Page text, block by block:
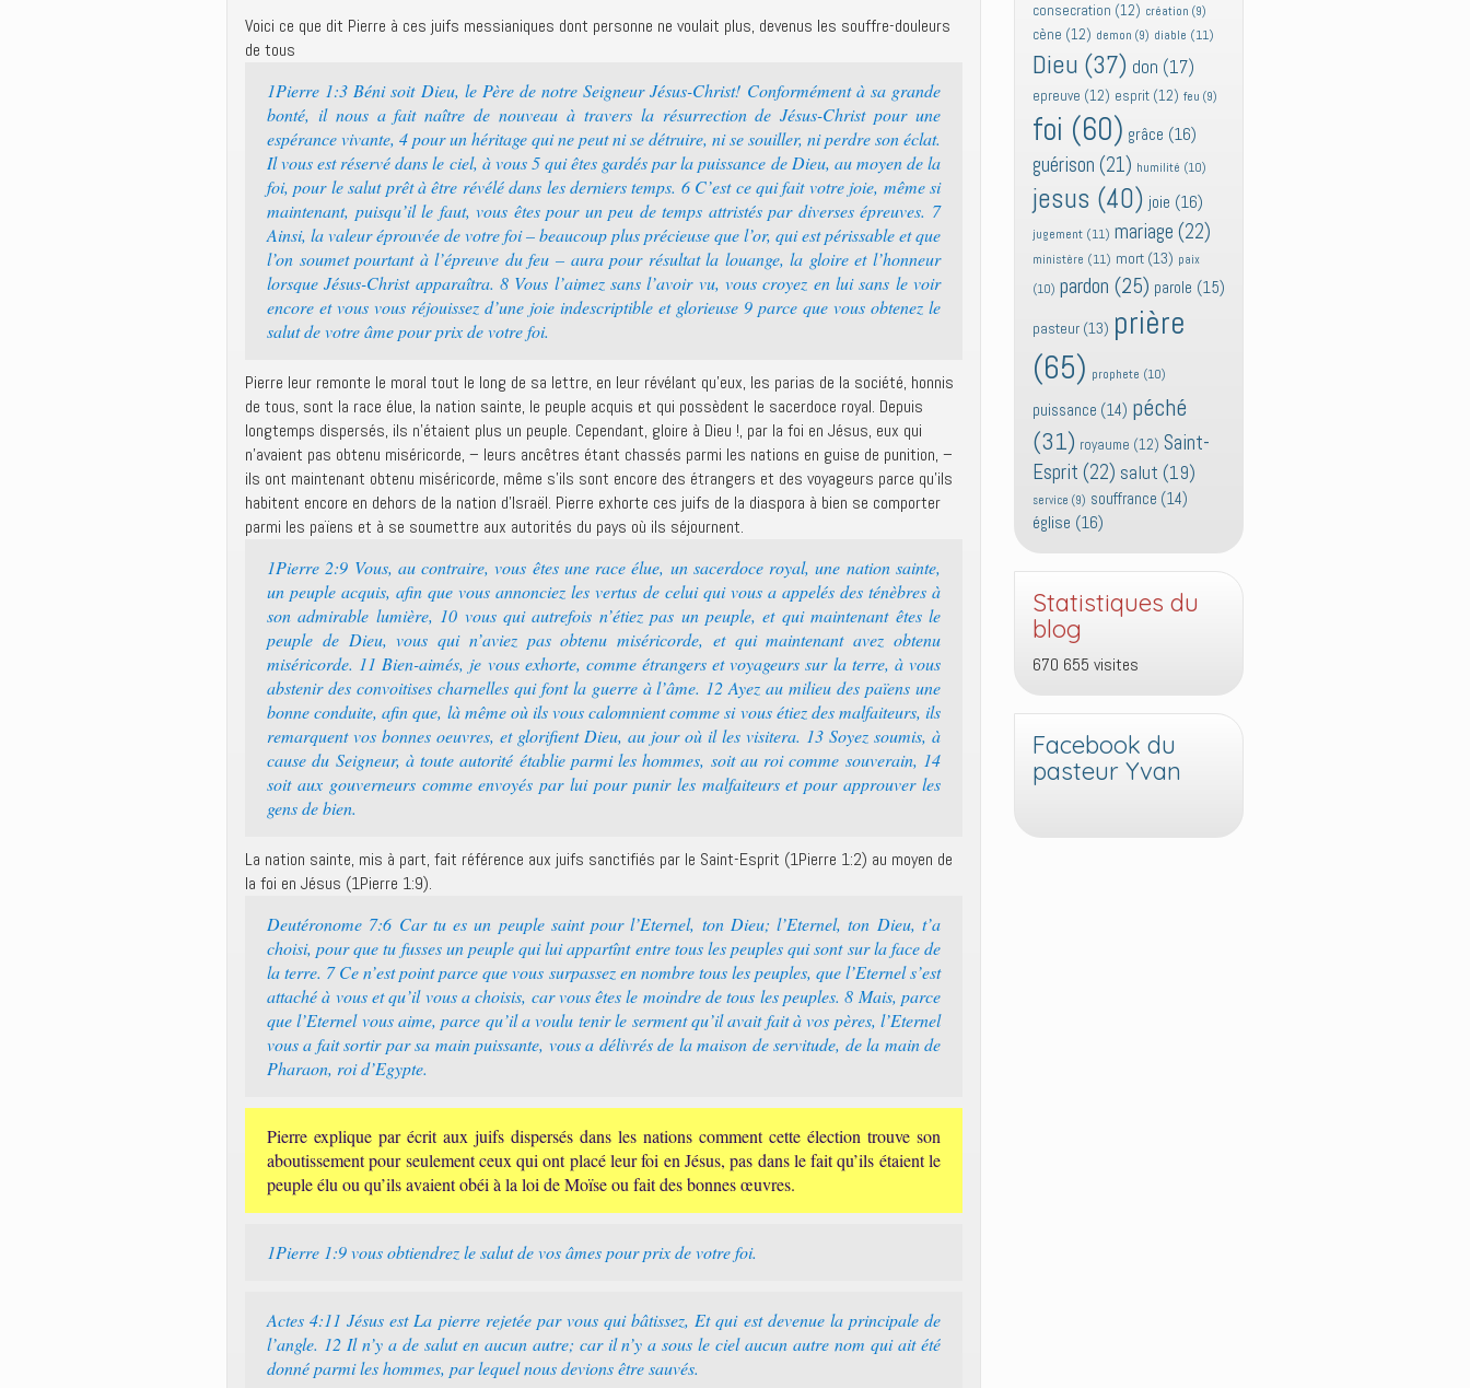
Voici ce que dit Pierre à ces juifs messianiques dont personne ne voulait plus, devenus les souffre-douleurs
de tous
1Pierre 1:3 Béni soit Dieu, le Père de notre Seigneur Jésus-Christ! Conformément à sa grande
bonté, il nous a fait naître de nouveau à travers la résurrection de Jésus-Christ pour une
espérance vivante, 4 pour un héritage qui ne peut ni se détruire, ni se souiller, ni perdre son éclat.
Il vous est réservé dans le ciel, à vous 5 qui êtes gardés par la puissance de Dieu, au moyen de la
foi, pour le salut prêt à être révélé dans les derniers temps. 6 C’est ce qui fait votre joie, même si
maintenant, puisqu’il le faut, vous êtes pour un peu de temps attristés par diverses épreuves. 7
Ainsi, la valeur éprouvée de votre foi – beaucoup plus précieuse que l’or, qui est périssable et que
l’on soumet pourtant à l’épreuve du feu – aura pour résultat la louange, la gloire et l’honneur
lorsque Jésus-Christ apparaîtra. 8 Vous l’aimez sans l’avoir vu, vous croyez en lui sans le voir
encore et vous vous réjouissez d’une joie indescriptible et glorieuse 9 parce que vous obtenez le
salut de votre âme pour prix de votre foi.
Pierre leur remonte le moral tout le long de sa lettre, en leur révélant qu’eux, les parias de la société, honnis
de tous, sont la race élue, la nation sainte, le peuple acquis et qui possèdent le sacerdoce royal. Depuis
longtemps dispersés, ils n’étaient plus un peuple. Cependant, gloire à Dieu !, par la foi en Jésus, eux qui
n’avaient pas obtenu miséricorde, – leurs ancêtres étant chassés parmi les nations en guise de punition, –
ils ont maintenant obtenu miséricorde, même s’ils sont encore des étrangers et des voyageurs parce qu’ils
habitent encore en dehors de la nation d’Israël. Pierre exhorte ces juifs de la diaspora à bien se comporter
parmi les païens et à se soumettre aux autorités du pays où ils séjournent.
1Pierre 2:9 Vous, au contraire, vous êtes une race élue, un sacerdoce royal, une nation sainte,
un peuple acquis, afin que vous annonciez les vertus de celui qui vous a appelés des ténèbres à
son admirable lumière, 10 vous qui autrefois n’étiez pas un peuple, et qui maintenant êtes le
peuple de Dieu, vous qui n’aviez pas obtenu miséricorde, et qui maintenant avez obtenu
miséricorde. 11 Bien-aimés, je vous exhorte, comme étrangers et voyageurs sur la terre, à vous
abstenir des convoitises charnelles qui font la guerre à l’âme. 12 Ayez au milieu des païens une
bonne conduite, afin que, là même où ils vous calomnient comme si vous étiez des malfaiteurs, ils
remarquent vos bonnes oeuvres, et glorifient Dieu, au jour où il les visitera. 13 Soyez soumis, à
cause du Seigneur, à toute autorité établie parmi les hommes, soit au roi comme souverain, 14
soit aux gouverneurs comme envoyés par lui pour punir les malfaiteurs et pour approuver les
gens de bien.
La nation sainte, mis à part, fait référence aux juifs sanctifiés par le Saint-Esprit (1Pierre 1:2) au moyen de
la foi en Jésus (1Pierre 1:9).
Deutéronome 7:6 Car tu es un peuple saint pour l’Eternel, ton Dieu; l’Eternel, ton Dieu, t’a
choisi, pour que tu fusses un peuple qui lui appartînt entre tous les peuples qui sont sur la face de
la terre. 7 Ce n’est point parce que vous surpassez en nombre tous les peuples, que l’Eternel s’est
attaché à vous et qu’il vous a choisis, car vous êtes le moindre de tous les peuples. 8 Mais, parce
que l’Eternel vous aime, parce qu’il a voulu tenir le serment qu’il avait fait à vos pères, l’Eternel
vous a fait sortir par sa main puissante, vous a délivrés de la maison de servitude, de la main de
Pharaon, roi d’Egypte.
Pierre explique par écrit aux juifs dispersés dans les nations comment cette élection trouve son
aboutissement pour seulement ceux qui ont placé leur foi en Jésus, pas dans le fait qu’ils étaient le
peuple élu ou qu’ils avaient obéi à la loi de Moïse ou fait des bonnes œuvres.
1Pierre 1:9 vous obtiendrez le salut de vos âmes pour prix de votre foi.
Actes 4:11 Jésus est La pierre rejetée par vous qui bâtissez, Et qui est devenue la principale de
l’angle. 12 Il n’y a de salut en aucun autre; car il n’y a sous le ciel aucun autre nom qui ait été
donné parmi les hommes, par lequel nous devions être sauvés.
consecration (12) création (9)
cène (12) demon (9) diable (11)
Dieu (37) don (17)
epreuve (12) esprit (12) feu (9)
foi (60) grâce (16)
guérison (21) humilité (10)
jesus (40) joie (16)
jugement (11) mariage (22)
ministère (11) mort (13) paix
(10) pardon (25) parole (15)
pasteur (13) prière
(65) prophete (10)
puissance (14) péché
(31) royaume (12) Saint-
Esprit (22) salut (19)
service (9) souffrance (14)
église (16)
Statistiques du
blog
670 655 visites
Facebook du
pasteur Yvan